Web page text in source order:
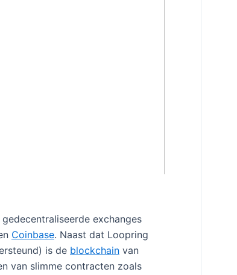
exchanges
Coinbase. Naast dat Loopring
is de blockchain van
van slimme contracten zoals